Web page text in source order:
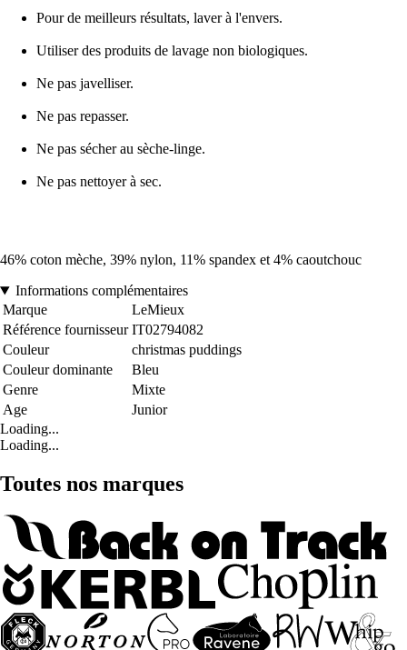
Pour de meilleurs résultats, laver à l'envers.
Utiliser des produits de lavage non biologiques.
Ne pas javelliser.
Ne pas repasser.
Ne pas sécher au sèche-linge.
Ne pas nettoyer à sec.
46% coton mèche, 39% nylon, 11% spandex et 4% caoutchouc
Informations complémentaires
Marque
LeMieux
Référence fournisseur IT02794082
Couleur
christmas puddings
Couleur dominante
Bleu
Genre
Mixte
Age
Junior
Loading...
Loading...
Toutes nos marques